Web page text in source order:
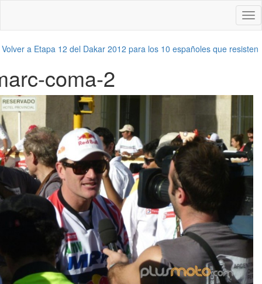
Volver a Etapa 12 del Dakar 2012 para los 10 españoles que resisten
coma-2